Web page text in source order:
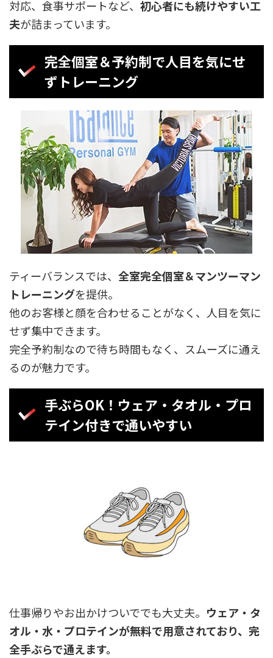
対応、食事サポートなど、 初心者にも続けやすい工
夫が詰まっています。
完全個室＆予約制で人目を気にせ
ずトレーニング
ティーバランスでは、 全室完全個室＆マンツーマン
トレーニングを提供。
他のお客様と顔を合わせることがなく、人目を気に
せず集中できます。
完全予約制なので待ち時間もなく、スムーズに通え
るのが魅力です。
手ぶらOK！ウェア・タオル・プロ
テイン付きで通いやすい
仕事帰りやお出かけついででも大丈夫。 ウェア・タ
オル・水・プロテインが無料で用意されており、完
全手ぶらで通えます。